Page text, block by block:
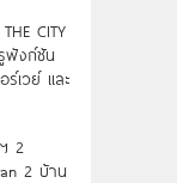
CITY
ฟังก์ชัน
เวย์ และ
2
2 บ้าน